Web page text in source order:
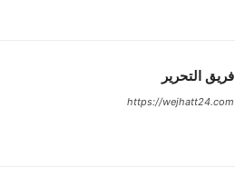
فريق التحرير
https://wejhatt24.com